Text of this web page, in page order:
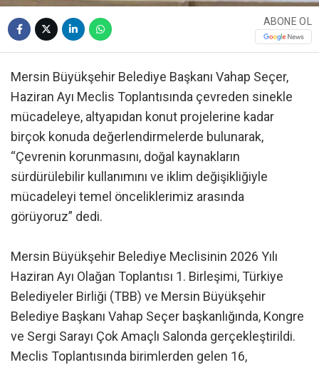
ABONE OL
Mersin Büyükşehir Belediye Başkanı Vahap Seçer,
Haziran Ayı Meclis Toplantısında çevreden sinekle
mücadeleye, altyapıdan konut projelerine kadar
birçok konuda değerlendirmelerde bulunarak,
“Çevrenin korunmasını, doğal kaynakların
sürdürülebilir kullanımını ve iklim değişikliğiyle
mücadeleyi temel önceliklerimiz arasında
görüyoruz” dedi.
Mersin Büyükşehir Belediye Meclisinin 2026 Yılı
Haziran Ayı Olağan Toplantısı 1. Birleşimi, Türkiye
Belediyeler Birliği (TBB) ve Mersin Büyükşehir
Belediye Başkanı Vahap Seçer başkanlığında, Kongre
ve Sergi Sarayı Çok Amaçlı Salonda gerçekleştirildi.
Meclis Toplantısında birimlerden gelen 16,